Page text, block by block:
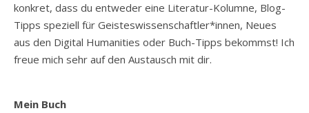
konkret, dass du entweder eine Literatur-Kolumne, Blog-
Tipps speziell für Geisteswissenschaftler*innen, Neues
aus den Digital Humanities oder Buch-Tipps bekommst! Ich
freue mich sehr auf den Austausch mit dir.
Mein Buch